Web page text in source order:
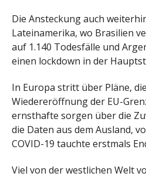
Die Ansteckung auch
Lateinamerika, wo Brasilien
auf 1.140 Todesfälle und
einen lockdown in der
In Europa stritt über Pläne,
Wiedereröffnung der EU-
ernsthafte sorgen über die
die Daten aus dem Ausland,
COVID-19 tauchte erstmals
Viel von der westlichen Welt